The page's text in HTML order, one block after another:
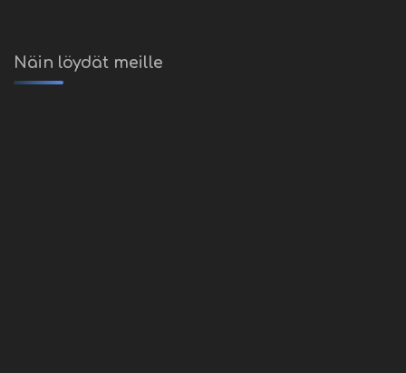
Näin löydät meille